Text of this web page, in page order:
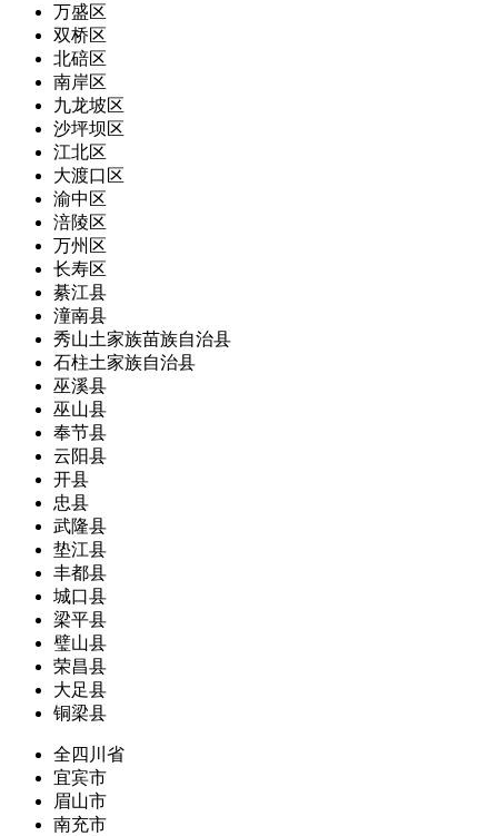
万盛区
双桥区
北碚区
南岸区
九龙坡区
沙坪坝区
江北区
大渡口区
渝中区
涪陵区
万州区
长寿区
綦江县
潼南县
秀山土家族苗族自治县
石柱土家族自治县
巫溪县
巫山县
奉节县
云阳县
开县
忠县
武隆县
垫江县
丰都县
城口县
梁平县
璧山县
荣昌县
大足县
铜梁县
全四川省
宜宾市
眉山市
南充市